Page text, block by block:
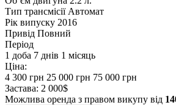
Тип трансмісії Автомат
Рік випуску 2016
Привід Повний
Період
1 доба 7 днів 1 місяць
Ціна:
4 300 грн 25 000 грн 75 000 грн
Застава: 2 000$
Можлива оренда з правом викупу від